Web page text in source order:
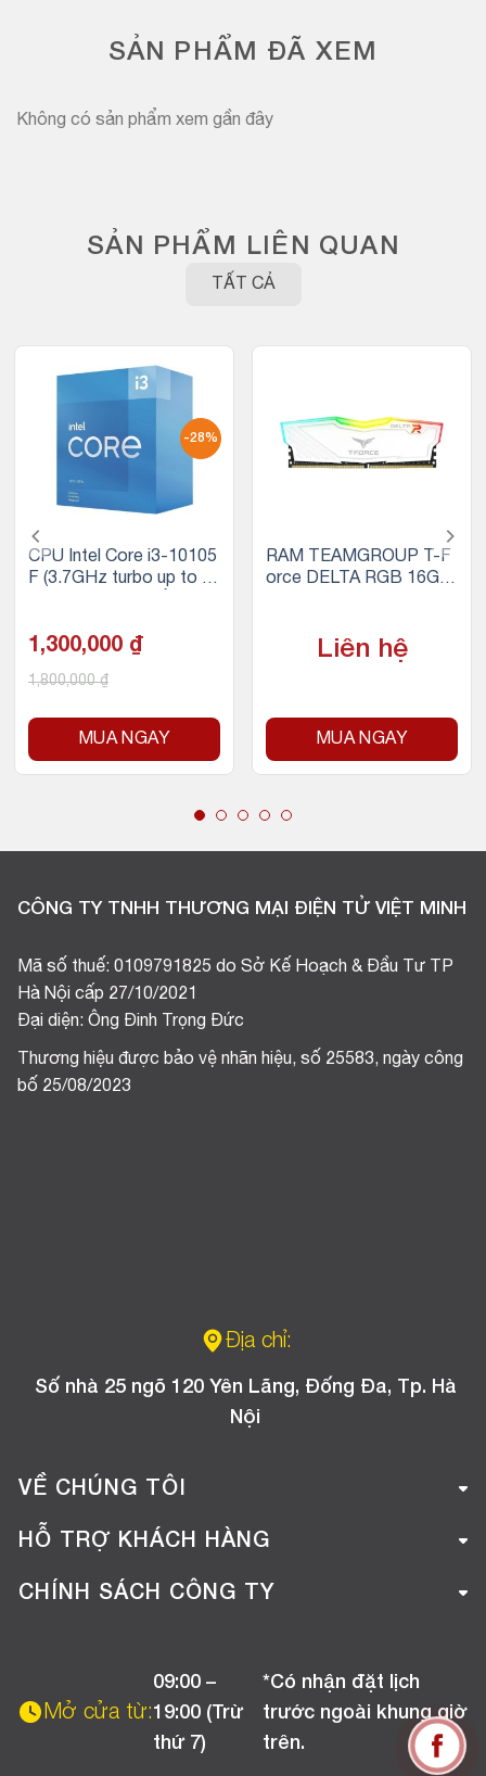
SẢN PHẨM ĐÃ XEM
Không có sản phẩm xem gần đây
SẢN PHẨM LIÊN QUAN
TẤT CẢ
-28%
CPU Intel Core i3-10105
F (3.7GHz turbo up to 4.
1,300,000 ₫
1,800,000₫
MUA NGAY
RAM TEAMGROUP T-F
orce DELTA RGB 16GB
Liên hệ
MUA NGAY
CÔNG TY TNHH THƯƠNG MẠI ĐIỆN TỬ VIỆT MINH
Mã số thuế: 0109791825 do Sở Kế Hoạch & Đầu Tư TP
Hà Nội cấp 27/10/2021
Đại diện: Ông Đinh Trọng Đức
Thương hiệu được bảo vệ nhãn hiệu, số 25583, ngày công
bố 25/08/2023
Địa chỉ:
Số nhà 25 ngõ 120 Yên Lãng, Đống Đa, Tp. Hà
Nội
VỀ CHÚNG TÔI
Giới thiệu công ty
Tuyển dụng
HỖ TRỢ KHÁCH HÀNG
Hướng dẫn mua hàng online
Chương trình khuyến mãi
CHÍNH SÁCH CÔNG TY
Chính sách bảo hành
Mở cửa từ:
09:00 –
19:00 (Trừ
thứ 7)
*Có nhận đặt lịch
trước ngoài khung giờ
trên.